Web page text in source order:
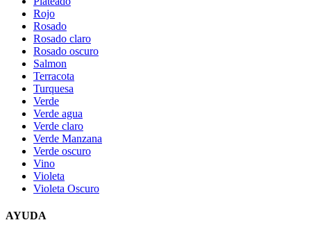
Rojo
Rosado
Rosado claro
Rosado oscuro
Salmon
Terracota
Turquesa
Verde
Verde agua
Verde claro
Verde Manzana
Verde oscuro
Vino
Violeta
Violeta Oscuro
AYUDA